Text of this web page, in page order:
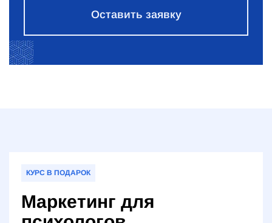
Оставить заявку
КУРС В ПОДАРОК
Маркетинг для